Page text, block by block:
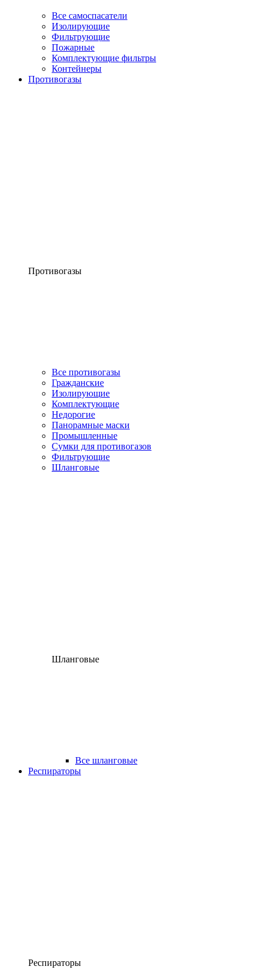
Все самоспасатели
Изолирующие
Фильтрующие
Пожарные
Комплектующие фильтры
Контейнеры
Противогазы
Противогазы
Все противогазы
Гражданские
Изолирующие
Комплектующие
Недорогие
Панорамные маски
Промышленные
Сумки для противогазов
Фильтрующие
Шланговые
Шланговые
Все шланговые
Респираторы
Респираторы